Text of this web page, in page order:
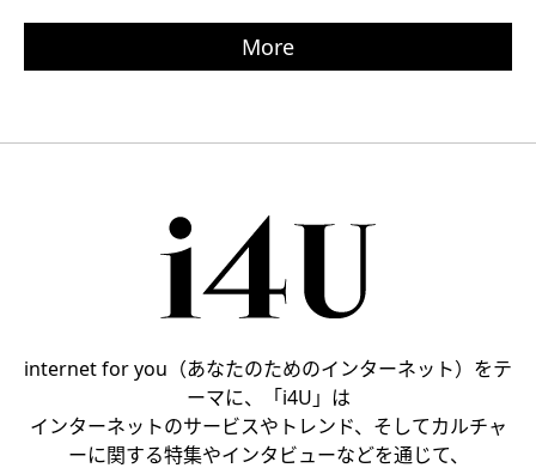
More
internet for you（あなたのためのインターネット）をテ
ーマに、「i4U」は
インターネットのサービスやトレンド、そしてカルチャ
ーに関する特集やインタビューなどを通じて、